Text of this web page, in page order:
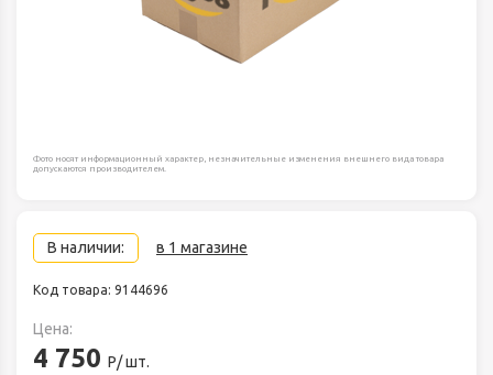
Фото носят информационный характер, незначительные изменения внешнего вида товара
допускаются производителем.
В наличии: в 1 магазине
Код товара: 9144696
Цена:
4 750 Р/ шт.